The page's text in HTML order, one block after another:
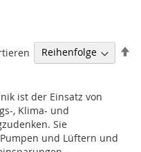
ist der Einsatz von
, Klima- und
Sie
und Lüftern und